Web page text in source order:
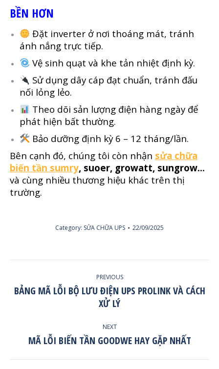
BỀN HƠN
Đặt inverter ở nơi thoáng mát, tránh
ánh nắng trực tiếp.
Vệ sinh quạt và khe tản nhiệt định kỳ.
Sử dụng dây cáp đạt chuẩn, tránh đấu
nối lỏng lẻo.
Theo dõi sản lượng điện hàng ngày để
phát hiện bất thường.
Bảo dưỡng định kỳ 6 – 12 tháng/lần.
Bên cạnh đó, chúng tôi còn nhận sửa chữa
biến tần sumry, suoer, growatt, sungrow…
và cùng nhiều thương hiệu khác trên thị
trường.
Category: SỬA CHỮA UPS 22/09/2025
NAVIGATION
PREVIOUS
Previous
post:
BẢNG MÃ LỖI BỘ LƯU ĐIỆN UPS PROLINK VÀ CÁCH
XỬ LÝ
NEXT
Next
MÃ LỖI BIẾN TẦN GOODWE HAY GẶP NHẤT